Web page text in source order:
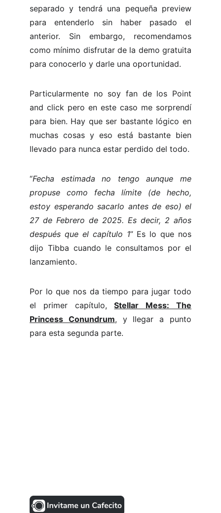
separado y tendrá una pequeña preview
para entenderlo sin haber pasado el
anterior. Sin embargo, recomendamos
como mínimo disfrutar de la demo gratuita
para conocerlo y darle una oportunidad.
Particularmente no soy fan de los Point
and click pero en este caso me sorprendí
para bien. Hay que ser bastante lógico en
muchas cosas y eso está bastante bien
llevado para nunca estar perdido del todo.
“Fecha estimada no tengo aunque me
propuse como fecha límite (de hecho,
estoy esperando sacarlo antes de eso) el
27 de Febrero de 2025. Es decir, 2 años
después que el capítulo 1” Es lo que nos
dijo Tibba cuando le consultamos por el
lanzamiento.
Por lo que nos da tiempo para jugar todo
el primer capítulo,Stellar Mess: The
Princess Conundrum, y llegar a punto
para esta segunda parte.